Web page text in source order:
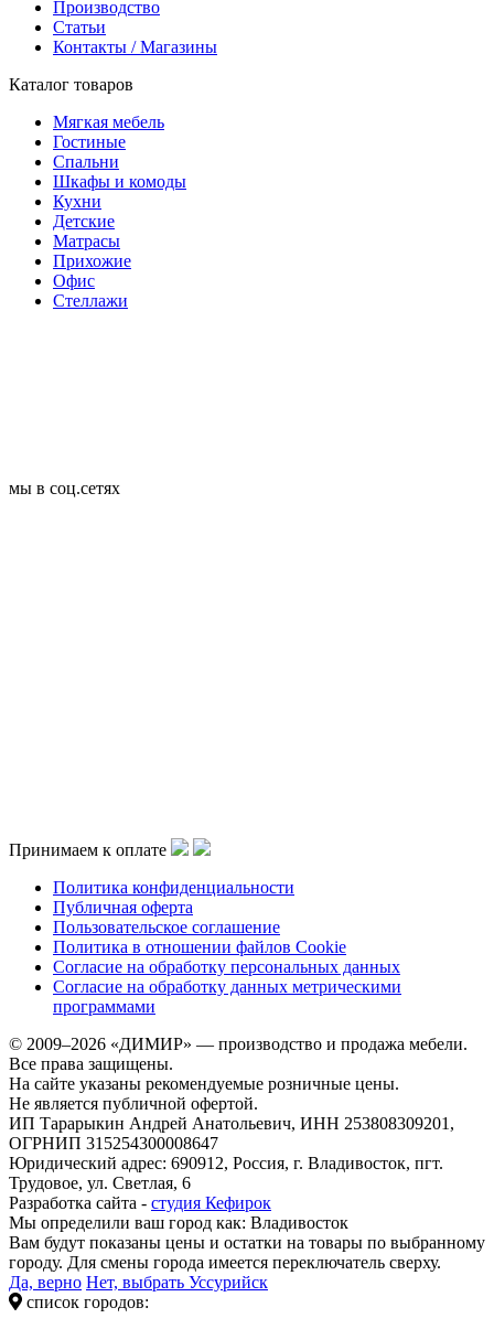
Производство
Статьи
Контакты / Магазины
Каталог товаров
Мягкая мебель
Гостиные
Спальни
Шкафы и комоды
Кухни
Детские
Матрасы
Прихожие
Офис
Стеллажи
мы в соц.сетях
Принимаем к оплате
Политика конфиденциальности
Публичная оферта
Пользовательское соглашение
Политика в отношении файлов Cookie
Согласие на обработку персональных данных
Согласие на обработку данных метрическими
программами
© 2009–2026 «ДИМИР» — производство и продажа мебели.
Все права защищены.
На сайте указаны рекомендуемые розничные цены.
Не является публичной офертой.
ИП Тарарыкин Андрей Анатольевич, ИНН 253808309201,
ОГРНИП 315254300008647
Юридический адрес: 690912, Россия, г. Владивосток, пгт.
Трудовое, ул. Светлая, 6
Разработка сайта - студия Кефирок
Мы определили ваш город как: Владивосток
Вам будут показаны цены и остатки на товары по выбранному
городу. Для смены города имеется переключатель сверху.
Да, верно Нет, выбрать Уссурийск
список городов: